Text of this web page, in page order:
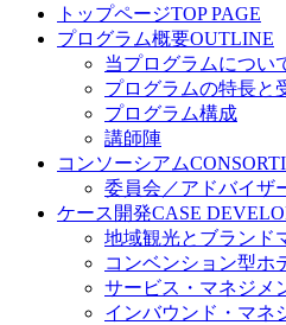
トップページTOP PAGE
プログラム概要OUTLINE
当プログラムについ
プログラムの特長と
プログラム構成
講師陣
コンソーシアム
委員会／アドバイザ
ケース開発CASE
地域観光とブランド
コンベンション型ホ
サービス・マネジメ
インバウンド・マネ